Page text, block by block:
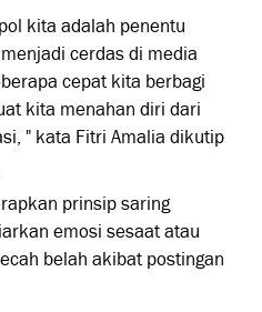
kita adalah penentu
cerdas di media
cepat kita berbagi
kita menahan diri dari
" kata Fitri Amalia dikutip
prinsip saring
emosi sesaat atau
belah akibat postingan